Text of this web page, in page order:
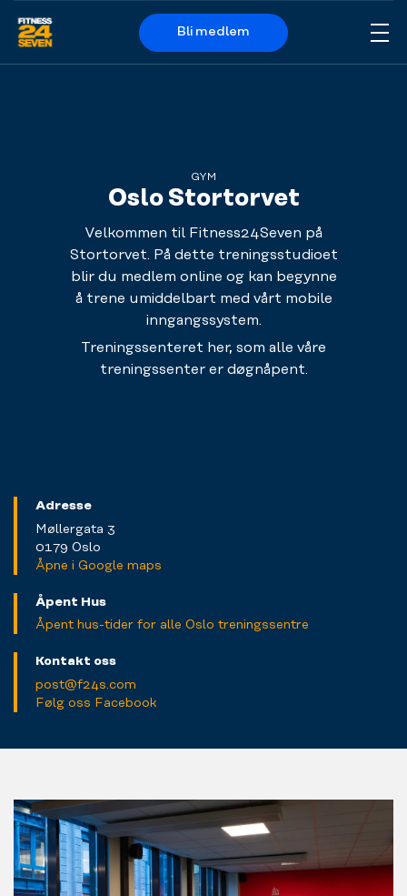
Logo
Bli medlem
GYM
Oslo Stortorvet
Velkommen til Fitness24Seven på
Stortorvet. På dette treningsstudioet
blir du medlem online og kan begynne
å trene umiddelbart med vårt mobile
inngangssystem.
Treningssenteret her, som alle våre
treningssenter er døgnåpent.
Adresse
Møllergata 3
0179 Oslo
Åpne i Google maps
Åpent Hus
Åpent hus-tider for alle Oslo treningssentre
Kontakt oss
post@f24s.com
Følg oss Facebook